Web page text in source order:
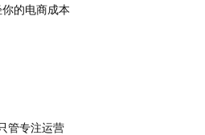
你的电商成本
管专注运营